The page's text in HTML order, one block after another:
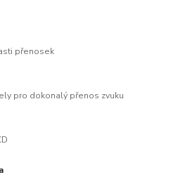
přenosek
pro dokonalý přenos zvuku